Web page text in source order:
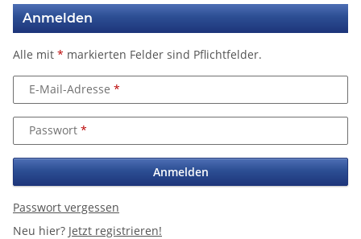
Anmelden
Alle mit * markierten Felder sind Pflichtfelder.
E-Mail-Adresse
Passwort
Anmelden
Passwort vergessen
Neu hier? Jetzt registrieren!